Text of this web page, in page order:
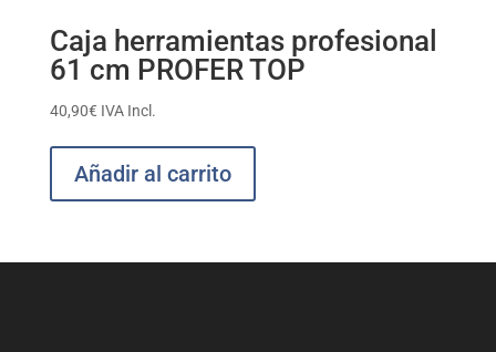
Caja herramientas profesional
61 cm PROFER TOP
40,90€ IVA Incl.
Añadir al carrito